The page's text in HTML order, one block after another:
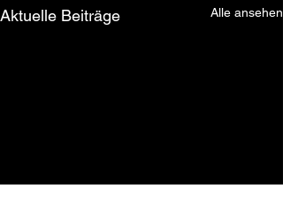
Aktuelle Beiträge Alle ansehen